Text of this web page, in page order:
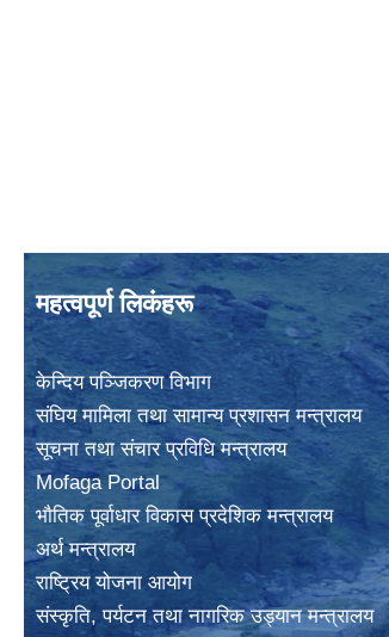
महत्वपूर्ण लिकंहरू
केन्दिय पञ्जिकरण विभाग
संघिय मामिला तथा सामान्य प्रशासन मन्त्रालय
सूचना तथा संचार प्रविधि मन्त्रालय
Mofaga Portal
भाैतिक पूर्वाधार विकास प्रदेशिक मन्त्रालय
अर्थ मन्त्रालय
राष्ट्रिय योजना आयोग
संस्कृति, पर्यटन तथा नागरिक उड्यान मन्त्रालय